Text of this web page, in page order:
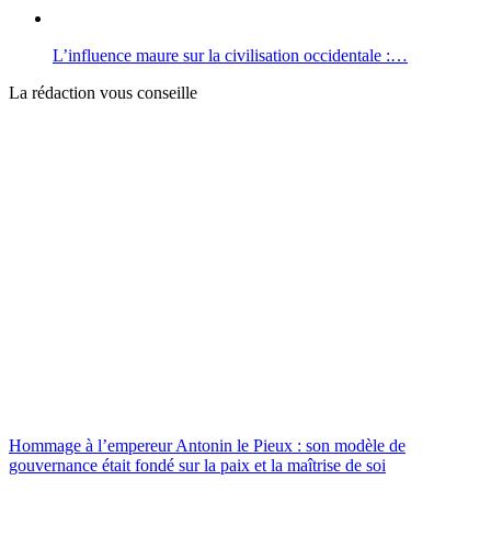
L’influence maure sur la civilisation occidentale :…
La rédaction vous conseille
Hommage à l’empereur Antonin le Pieux : son modèle de
gouvernance était fondé sur la paix et la maîtrise de soi